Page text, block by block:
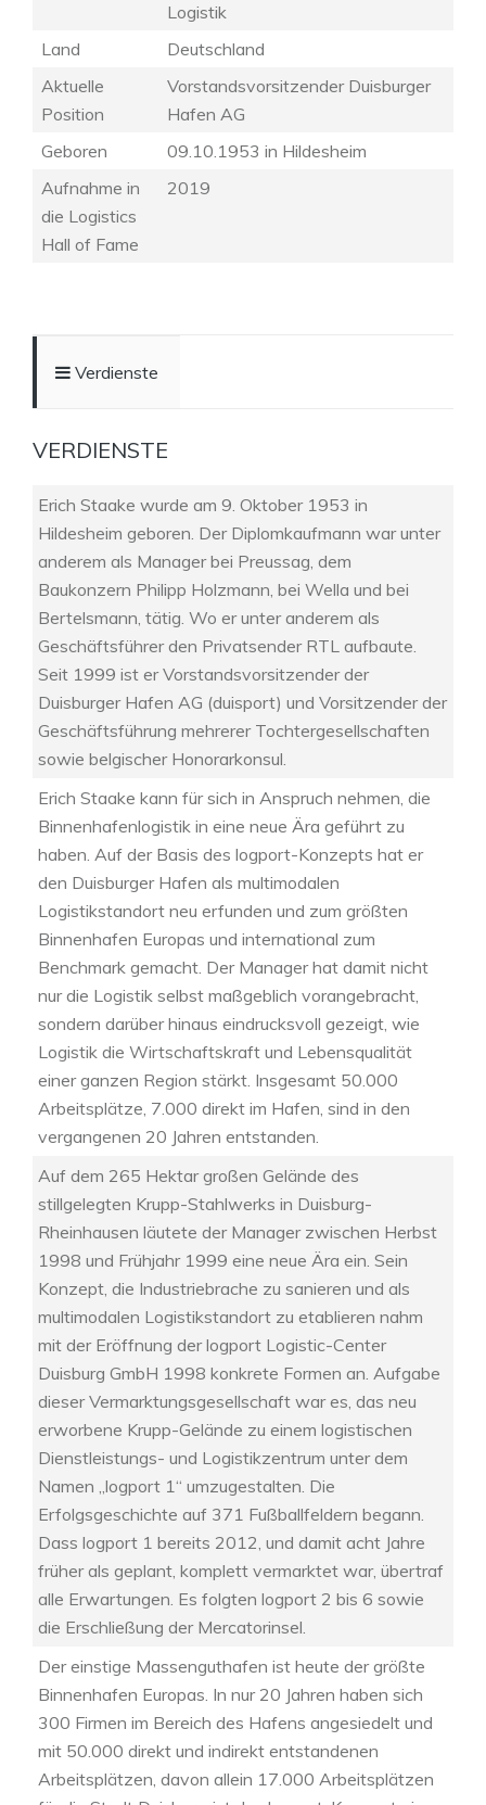
Logistik
Land
Deutschland
Aktuelle
Position
Vorstandsvorsitzender Duisburger
Hafen AG
Geboren
09.10.1953 in Hildesheim
Aufnahme in
die Logistics
Hall of Fame
2019
Verdienste
VERDIENSTE
Erich Staake wurde am 9. Oktober 1953 in
Hildesheim geboren. Der Diplomkaufmann war unter
anderem als Manager bei Preussag, dem
Baukonzern Philipp Holzmann, bei Wella und bei
Bertelsmann, tätig. Wo er unter anderem als
Geschäftsführer den Privatsender RTL aufbaute.
Seit 1999 ist er Vorstandsvorsitzender der
Duisburger Hafen AG (duisport) und Vorsitzender der
Geschäftsführung mehrerer Tochtergesellschaften
sowie belgischer Honorarkonsul.
Erich Staake kann für sich in Anspruch nehmen, die
Binnenhafenlogistik in eine neue Ära geführt zu
haben. Auf der Basis des logport-Konzepts hat er
den Duisburger Hafen als multimodalen
Logistikstandort neu erfunden und zum größten
Binnenhafen Europas und international zum
Benchmark gemacht. Der Manager hat damit nicht
nur die Logistik selbst maßgeblich vorangebracht,
sondern darüber hinaus eindrucksvoll gezeigt, wie
Logistik die Wirtschaftskraft und Lebensqualität
einer ganzen Region stärkt. Insgesamt 50.000
Arbeitsplätze, 7.000 direkt im Hafen, sind in den
vergangenen 20 Jahren entstanden.
Auf dem 265 Hektar großen Gelände des
stillgelegten Krupp-Stahlwerks in Duisburg-
Rheinhausen läutete der Manager zwischen Herbst
1998 und Frühjahr 1999 eine neue Ära ein. Sein
Konzept, die Industriebrache zu sanieren und als
multimodalen Logistikstandort zu etablieren nahm
mit der Eröffnung der logport Logistic-Center
Duisburg GmbH 1998 konkrete Formen an. Aufgabe
dieser Vermarktungsgesellschaft war es, das neu
erworbene Krupp-Gelände zu einem logistischen
Dienstleistungs- und Logistikzentrum unter dem
Namen „logport 1“ umzugestalten. Die
Erfolgsgeschichte auf 371 Fußballfeldern begann.
Dass logport 1 bereits 2012, und damit acht Jahre
früher als geplant, komplett vermarktet war, übertraf
alle Erwartungen. Es folgten logport 2 bis 6 sowie
die Erschließung der Mercatorinsel.
Der einstige Massenguthafen ist heute der größte
Binnenhafen Europas. In nur 20 Jahren haben sich
300 Firmen im Bereich des Hafens angesiedelt und
mit 50.000 direkt und indirekt entstandenen
Arbeitsplätzen, davon allein 17.000 Arbeitsplätzen